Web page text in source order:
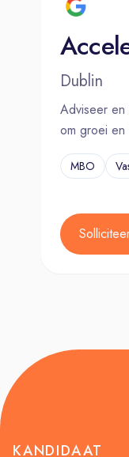
Dublin
Adviseer en
om groei en
MBO
KANDIDAAT